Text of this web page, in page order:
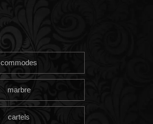
commodes
marbre
cartels